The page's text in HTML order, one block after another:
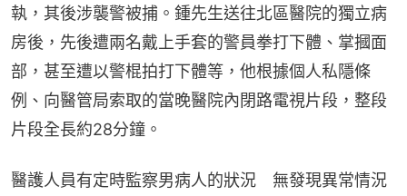
執，其後涉襲警被捕。鍾先生送往北區醫院的獨立病
房後，先後遭兩名戴上手套的警員拳打下體、掌摑面
部，甚至遭以警棍拍打下體等，他根據個人私隱條
例、向醫管局索取的當晚醫院內閉路電視片段，整段
片段全長約28分鐘。
醫護人員有定時監察男病人的狀況　無發現異常情況